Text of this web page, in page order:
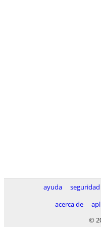
ayuda seguridad
acerca de
©